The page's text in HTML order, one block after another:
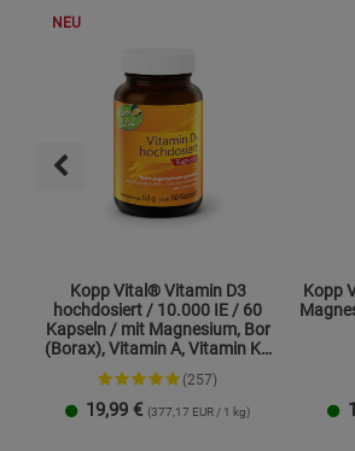
NEU
Kopp Vital® Vitamin D3
hochdosiert / 10.000 IE / 60
Kapseln / mit Magnesium, Bor
(Borax), Vitamin A, Vitamin K2
und Zink
(257)
19,99 € (377,17 EUR / 1 kg)
Kopp